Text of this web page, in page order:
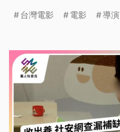
台灣電影 電影 導演